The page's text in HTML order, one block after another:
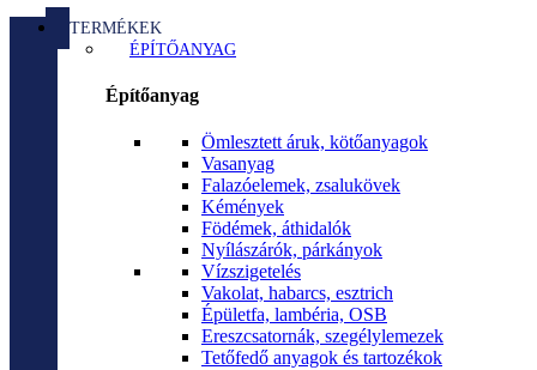
TERMÉKEK
ÉPÍTŐANYAG
Építőanyag
Ömlesztett áruk, kötőanyagok
Vasanyag
Falazóelemek, zsalukövek
Kémények
Födémek, áthidalók
Nyílászárók, párkányok
Vízszigetelés
Vakolat, habarcs, esztrich
Épületfa, lambéria, OSB
Ereszcsatornák, szegélylemezek
Tetőfedő anyagok és tartozékok